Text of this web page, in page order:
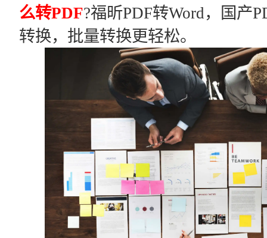
么转PDF?福昕PDF转Word，国产
转换，批量转换更轻松。